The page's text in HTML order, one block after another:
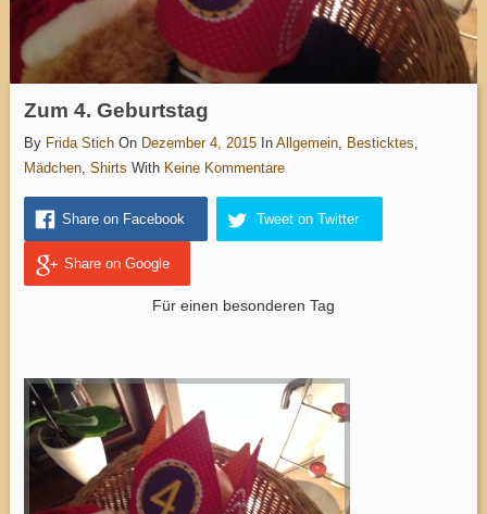
Zum 4. Geburtstag
By Frida Stich On Dezember 4, 2015 In Allgemein, Besticktes,
Mädchen, Shirts With Keine Kommentare
Share on Facebook Tweet on Twitter
Share on Google
Für einen besonderen Tag